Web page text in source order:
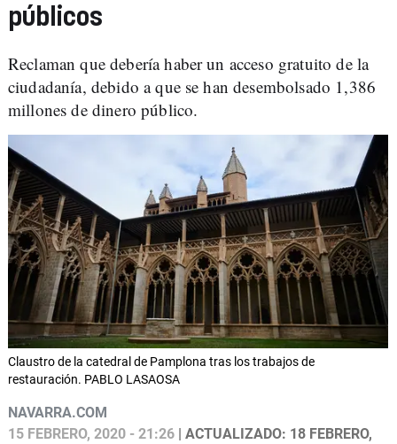
públicos
Reclaman que debería haber un acceso gratuito de la
ciudadanía, debido a que se han desembolsado 1,386
millones de dinero público.
Claustro de la catedral de Pamplona tras los trabajos de
restauración. PABLO LASAOSA
NAVARRA.COM
15 FEBRERO, 2020 - 21:26 | ACTUALIZADO: 18 FEBRERO,